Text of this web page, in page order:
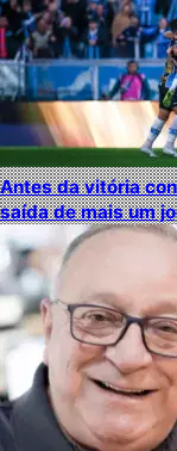
Antes da vitória
saída de mais um